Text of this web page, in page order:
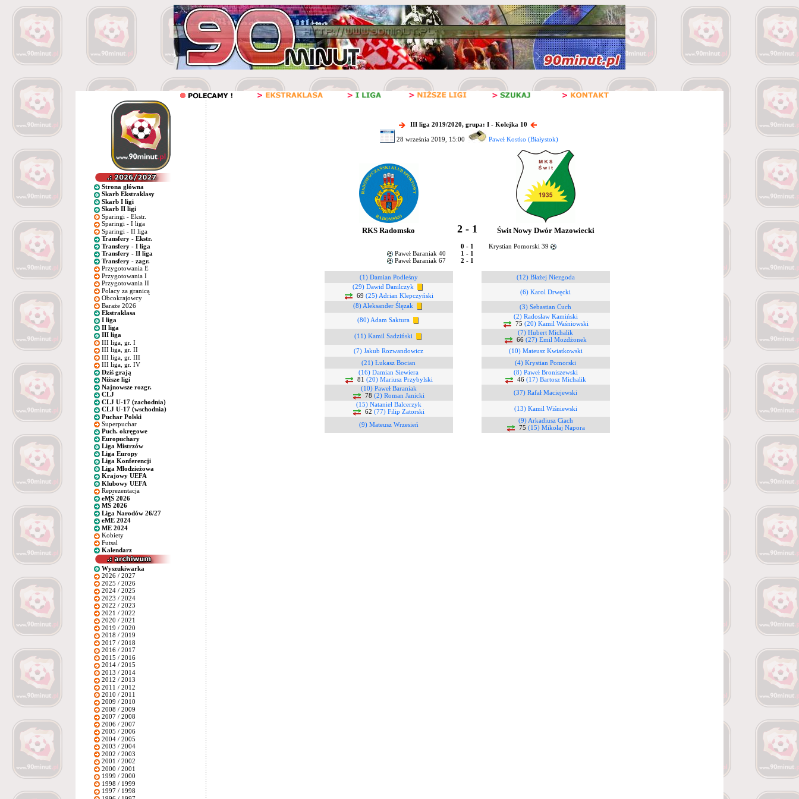
Strona główna
Skarb Ekstraklasy
Skarb I ligi
Skarb II ligi
Sparingi - Ekstr.
Sparingi - I liga
Sparingi - II liga
Transfery - Ekstr.
Transfery - I liga
Transfery - II liga
Transfery - zagr.
Przygotowania E
Przygotowania I
Przygotowania II
Polacy za granicą
Obcokrajowcy
Baraże 2026
Ekstraklasa
I liga
II liga
III liga
III liga, gr. I
III liga, gr. II
III liga, gr. III
III liga, gr. IV
Dziś grają
Niższe ligi
Najnowsze rozgr.
CLJ
CLJ U-17 (zachodnia)
CLJ U-17 (wschodnia)
Puchar Polski
Superpuchar
Puch. okręgowe
Europuchary
Liga Mistrzów
Liga Europy
Liga Konferencji
Liga Młodzieżowa
Krajowy UEFA
Klubowy UEFA
Reprezentacja
eMŚ 2026
MŚ 2026
Liga Narodów 26/27
eME 2024
ME 2024
Kobiety
Futsal
Kalendarz
Wyszukiwarka
2026 / 2027
2025 / 2026
2024 / 2025
2023 / 2024
2022 / 2023
2021 / 2022
2020 / 2021
2019 / 2020
2018 / 2019
2017 / 2018
2016 / 2017
2015 / 2016
2014 / 2015
2013 / 2014
2012 / 2013
2011 / 2012
2010 / 2011
2009 / 2010
2008 / 2009
2007 / 2008
2006 / 2007
2005 / 2006
2004 / 2005
2003 / 2004
2002 / 2003
2001 / 2002
2000 / 2001
1999 / 2000
1998 / 1999
1997 / 1998
III liga 2019/2020, grupa: I - Kolejka 10
28 września 2019, 15:00 Paweł Kostko (Białystok)
RKS Radomsko 2 - 1 Świt Nowy Dwór Mazowiecki
0 - 1
Krystian Pomorski 39
Paweł Baraniak 40
1 - 1
Paweł Baraniak 67
2 - 1
(1) Damian Podleśny
(12) Błażej Niezgoda
(29) Dawid Danilczyk
69 (25) Adrian Klepczyński
(6) Karol Drwęcki
(8) Aleksander Ślęzak
(3) Sebastian Cuch
(80) Adam Saktura
(2) Radosław Kamiński
75 (20) Kamil Waśniowski
(11) Kamil Sadziński
(7) Hubert Michalik
66 (27) Emil Możdżonek
(7) Jakub Rozwandowicz
(10) Mateusz Kwiatkowski
(21) Łukasz Bocian
(4) Krystian Pomorski
(16) Damian Siewiera
81 (20) Mariusz Przybylski
(8) Paweł Broniszewski
46 (17) Bartosz Michalik
(10) Paweł Baraniak
78 (2) Roman Janicki
(37) Rafał Maciejewski
(15) Nataniel Balcerzyk
62 (77) Filip Zatorski (13) Kamil Wiśniewski
(9) Mateusz Wrzesień
(9) Arkadiusz Ciach
75 (15) Mikołaj Napora